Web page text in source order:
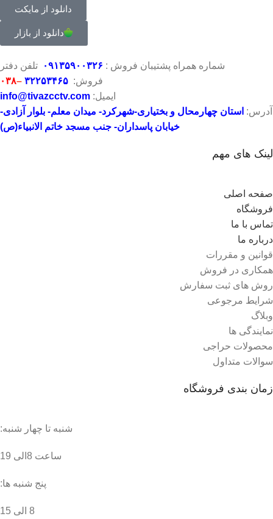
دانلود از مایکت
دانلود از بازار
شماره همراه پشتیبان فروش : ۰۹۱۳۵۹۰ ۰۳۲۶
تلفن دفتر
فروش: ۳۲۲۵۳۴۶۵ –۰۳۸
ایمیل: info@tivazcctv.com
آدرس: استان چهارمحال و بختیاری-شهرکرد- میدان معلم- بلوار آزادی-
خیابان پاسداران- جنب مسجد خاتم الانبیاء(ص)
لینک های مهم
صفحه اصلی
فروشگاه
تماس با ما
درباره ما
قوانین و مقررات
همکاری در فروش
روش های ثبت سفارش
شرایط مرجوعی
وبلاگ
نمایندگی ها
محصولات حراجی
سوالات متداول
زمان بندی فروشگاه
شنبه تا چهار شنبه:
ساعت 8الی 19
پنج شنبه ها:
8 الی 15